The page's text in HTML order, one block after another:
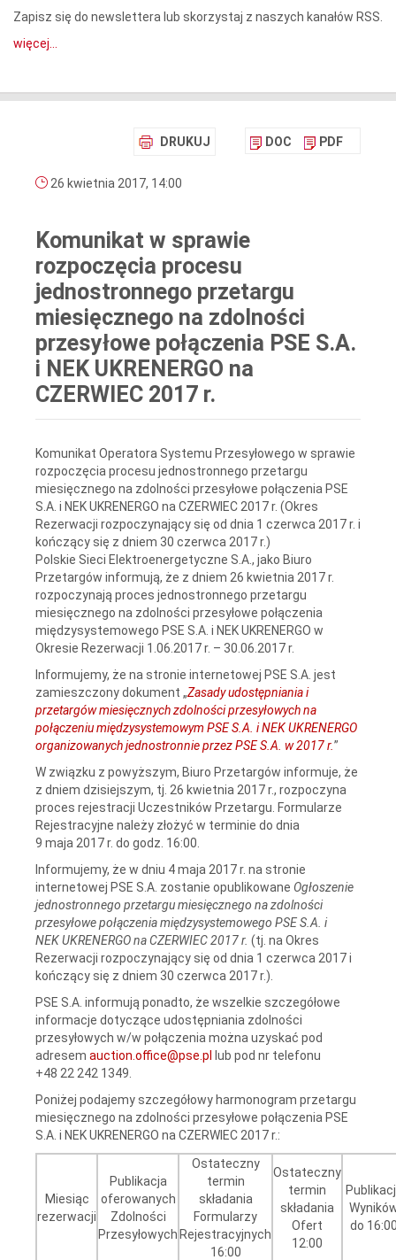
Zapisz się do newslettera lub skorzystaj z naszych kanałów RSS.
więcej...
DRUKUJ DOC PDF
26 kwietnia 2017, 14:00
Komunikat w sprawie
rozpoczęcia procesu
jednostronnego przetargu
miesięcznego na zdolności
przesyłowe połączenia PSE S.A.
i NEK UKRENERGO na
CZERWIEC 2017 r.
Komunikat Operatora Systemu Przesyłowego w sprawie
rozpoczęcia procesu jednostronnego przetargu
miesięcznego na zdolności przesyłowe połączenia PSE
S.A. i NEK UKRENERGO na CZERWIEC 2017 r. (Okres
Rezerwacji rozpoczynający się od dnia 1 czerwca 2017 r. i
kończący się z dniem 30 czerwca 2017 r.)
Polskie Sieci Elektroenergetyczne S.A., jako Biuro
Przetargów informują, że z dniem 26 kwietnia 2017 r.
rozpoczynają proces jednostronnego przetargu
miesięcznego na zdolności przesyłowe połączenia
międzysystemowego PSE S.A. i NEK UKRENERGO w
Okresie Rezerwacji 1.06.2017 r. – 30.06.2017 r.
Informujemy, że na stronie internetowej PSE S.A. jest
zamieszczony dokument „Zasady udostępniania i
przetargów miesięcznych zdolności przesyłowych na
połączeniu międzysystemowym PSE S.A. i NEK UKRENERGO
organizowanych jednostronnie przez PSE S.A. w 2017 r.”
W związku z powyższym, Biuro Przetargów informuje, że
z dniem dzisiejszym, tj. 26 kwietnia 2017 r., rozpoczyna
proces rejestracji Uczestników Przetargu. Formularze
Rejestracyjne należy złożyć w terminie do dnia
9 maja 2017 r. do godz. 16:00.
Informujemy, że w dniu 4 maja 2017 r. na stronie
internetowej PSE S.A. zostanie opublikowane Ogłoszenie
jednostronnego przetargu miesięcznego na zdolności
przesyłowe połączenia międzysystemowego PSE S.A. i
NEK UKRENERGO na CZERWIEC 2017 r. (tj. na Okres
Rezerwacji rozpoczynający się od dnia 1 czerwca 2017 i
kończący się z dniem 30 czerwca 2017 r.).
PSE S.A. informują ponadto, że wszelkie szczegółowe
informacje dotyczące udostępniania zdolności
przesyłowych w/w połączenia można uzyskać pod
adresem auction.office@pse.pl
lub pod nr telefonu
+48 22 242 1349.
Poniżej podajemy szczegółowy harmonogram przetargu
miesięcznego na zdolności przesyłowe połączenia PSE
S.A. i NEK UKRENERGO na CZERWIEC 2017 r.:
Miesiąc
rezerwacji
Publikacja
oferowanych
Zdolności
Przesyłowych
Ostateczny
termin
składania
Formularzy
Rejestracyjnych
16:00
Ostateczny
termin
składania
Ofert
12:00
do